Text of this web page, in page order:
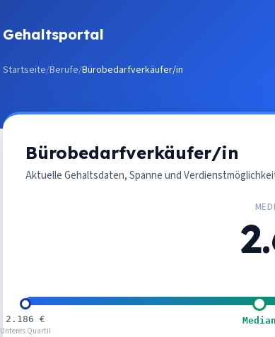
Gehaltsportal
Startseite/Berufe/Bürobedarfverkäufer/in
Bürobedarfverkäufer/in
Aktuelle Gehaltsdaten, Spanne und
2.186 €
Unteres Quartil
Median